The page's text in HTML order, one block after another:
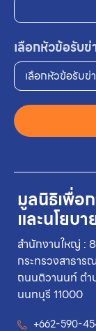
มูลนิธิเพื่อก
และนโยบ
สำนักงานใหญ่ :
กระทรวงสาธาร
ถนนติวานนท์ ตำ
นนทบุรี 11000
+662-590-
เลือกหัวข้อรับข่
เลือกหัวข้อรับข่